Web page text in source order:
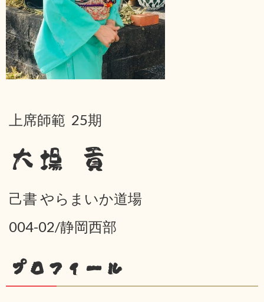
上席師範 25期
大場 貢
己書 やらまいか道場
004-02/静岡西部
プロフィール